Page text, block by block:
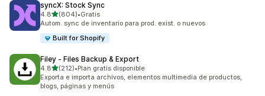
syncX: Stock Sync
4.8de 5 estrellas
(804)
804 reseñas en total
•Gratis
Autom. sync de inventario para prod. exist. o nuevos
Built for Shopify
Filey ‑ Files Backup & Export
4.8de 5 estrellas
(212)
212 reseñas en total
•Plan gratis disponible
Exporta e importa archivos, elementos multimedia de productos,
blogs, páginas y menús